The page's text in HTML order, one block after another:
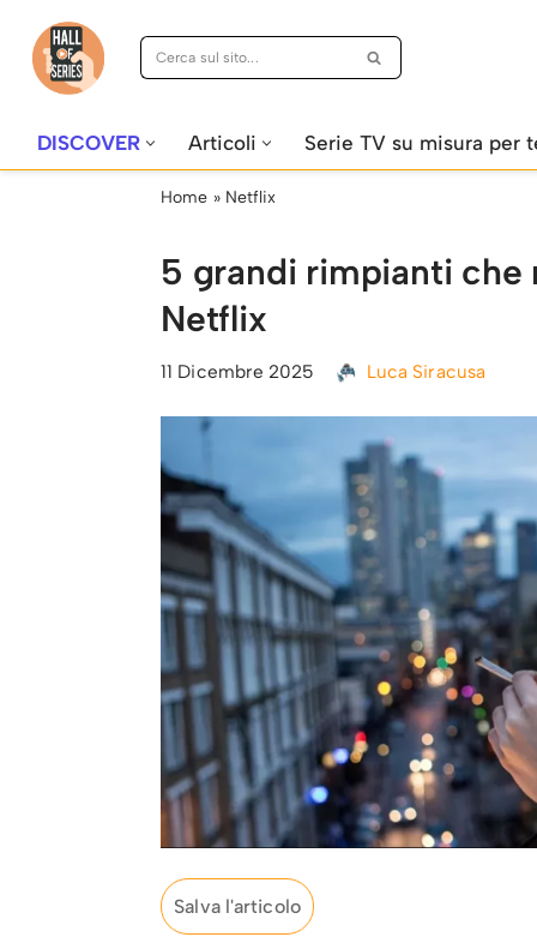
Vai
DISCOVER Articoli Serie TV su misura per
Home » Netflix
5 grandi rimpianti che
Netflix
11 Dicembre 2025 Luca Siracusa
Salva l'articolo